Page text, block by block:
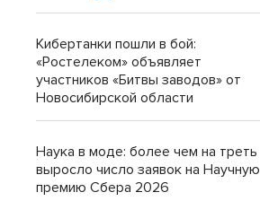
Кибертанки пошли в бой:
«Ростелеком» объявляет
участников «Битвы заводов» от
Новосибирской области
Наука в моде: более чем на треть
выросло число заявок на Научную
премию Сбера 2026